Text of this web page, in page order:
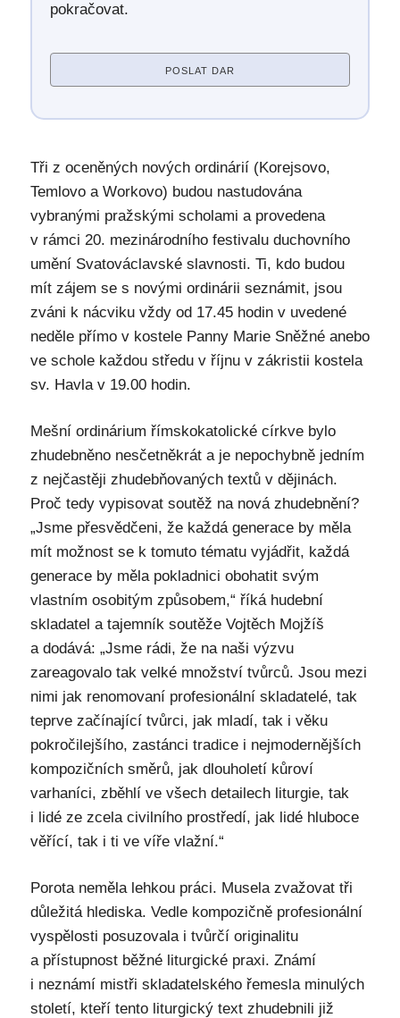
pokračovat.
POSLAT DAR
Tři z oceněných nových ordinárií (Korejsovo,
Temlovo a Workovo) budou nastudována
vybranými pražskými scholami a provedena
v rámci 20. mezinárodního festivalu duchovního
umění Svatováclavské slavnosti. Ti, kdo budou
mít zájem se s novými ordinárii seznámit, jsou
zváni k nácviku vždy od 17.45 hodin v uvedené
neděle přímo v kostele Panny Marie Sněžné anebo
ve schole každou středu v říjnu v zákristii kostela
sv. Havla v 19.00 hodin.
Mešní ordinárium římskokatolické církve bylo
zhudebněno nesčetněkrát a je nepochybně jedním
z nejčastěji zhudebňovaných textů v dějinách.
Proč tedy vypisovat soutěž na nová zhudebnění?
„Jsme přesvědčeni, že každá generace by měla
mít možnost se k tomuto tématu vyjádřit, každá
generace by měla pokladnici obohatit svým
vlastním osobitým způsobem,“ říká hudební
skladatel a tajemník soutěže Vojtěch Mojžíš
a dodává: „Jsme rádi, že na naši výzvu
zareagovalo tak velké množství tvůrců. Jsou mezi
nimi jak renomovaní profesionální skladatelé, tak
teprve začínající tvůrci, jak mladí, tak i věku
pokročilejšího, zastánci tradice i nejmodernějších
kompozičních směrů, jak dlouholetí kůroví
varhaníci, zběhlí ve všech detailech liturgie, tak
i lidé ze zcela civilního prostředí, jak lidé hluboce
věřící, tak i ti ve víře vlažní.“
Porota neměla lehkou práci. Musela zvažovat tři
důležitá hlediska. Vedle kompozičně profesionální
vyspělosti posuzovala i tvůrčí originalitu
a přístupnost běžné liturgické praxi. Známí
i neznámí mistři skladatelského řemesla minulých
století, kteří tento liturgický text zhudebnili již